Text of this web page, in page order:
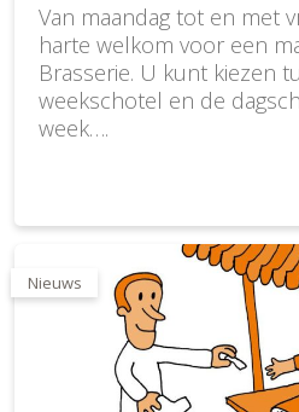
Van maandag tot en met
harte welkom voor een
Brasserie. U kunt kiezen
weekschotel en de
week….
Nieuws